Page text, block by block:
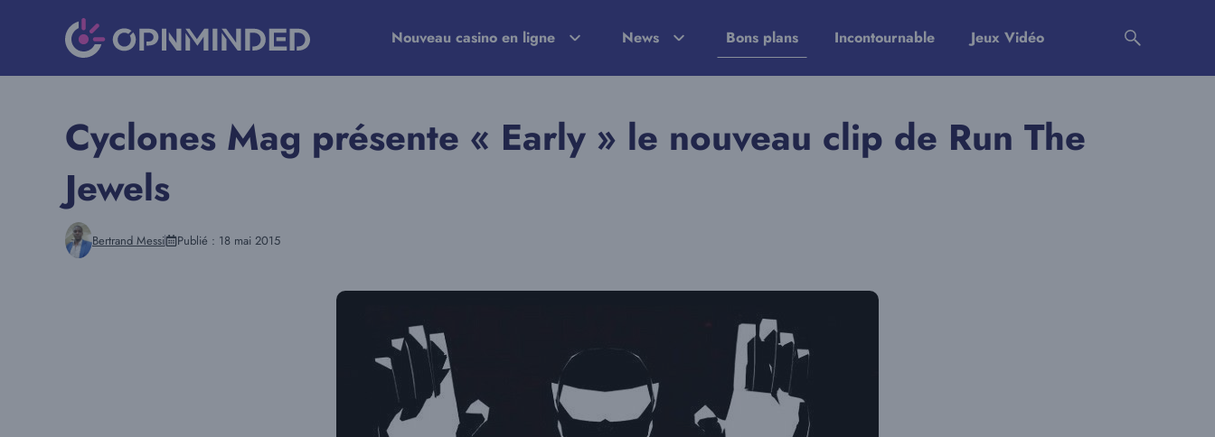
Nouveau casino en ligne News Bons plans Incontournable Jeux Vidéo
Cyclones Mag présente « Early » le nouveau clip de Run The
Jewels
Bertrand Messi Publié : 18 mai 2015